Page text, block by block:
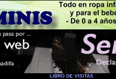
LIBRO DE VISITAS